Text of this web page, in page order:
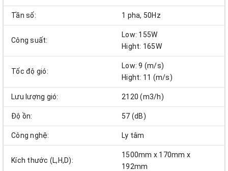
Tần số: 1 pha, 50Hz
Công suất:
Low: 155W
Hight: 165W
Tốc độ gió:
Low: 9 (m/s)
Hight: 11 (m/s)
Lưu lượng gió: 2120 (m3/h)
Độ ồn: 57 (dB)
Công nghệ: Ly tâm
Kích thước (L,H,D):
1500mm x 170mm x
192mm